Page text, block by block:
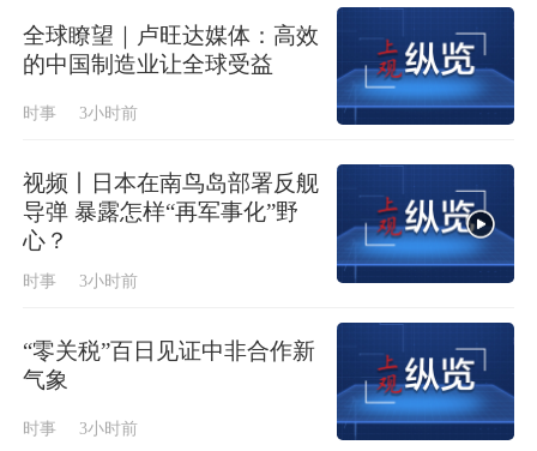
全球瞭望｜卢旺达媒体：高效
的中国制造业让全球受益
时事 3小时前
视频丨日本在南鸟岛部署反舰
导弹 暴露怎样“再军事化”野
心？
时事 3小时前
“零关税”百日见证中非合作新
气象
时事 3小时前